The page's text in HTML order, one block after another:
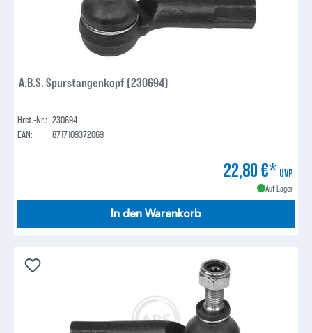
A.B.S. Spurstangenkopf (230694)
Hrst.-Nr.: 230694
EAN:
8717109372069
22,80 €* UVP
Auf Lager
In den Warenkorb